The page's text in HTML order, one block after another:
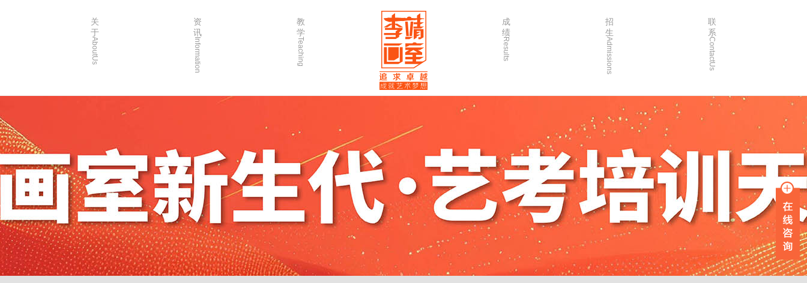
关
于
AboutUs
创始人介绍
资
讯
Information
教
学
Teaching
微课堂
作品欣赏
出版书籍
成
绩
Results
2020年
招
生
Admissions
院校简章
家长沟通
入学指南
联
系
ContactUs